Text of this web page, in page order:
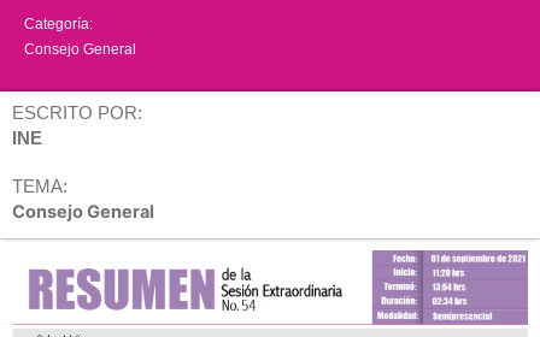
Categoría:
Consejo General
ESCRITO POR:
INE
TEMA:
Consejo General